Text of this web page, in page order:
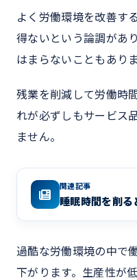
よく労働環境を改善す
得ないという論調があ
はまらないこともありま
残業を削減して労働時
れが必ずしもサービス
ません。
関連記事
睡眠時間を削る
過酷な労働環境の中で
下がります。生産性が